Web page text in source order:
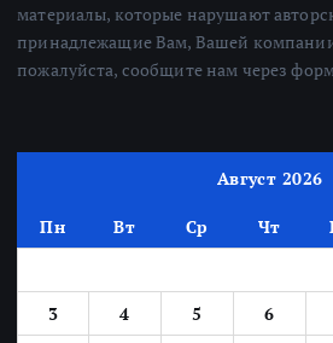
материалы, которые нарушают
принадлежащие Вам, Вашей
пожалуйста, сообщите нам через
Август 2026
Пн Вт Ср Чт
3
4 5 6